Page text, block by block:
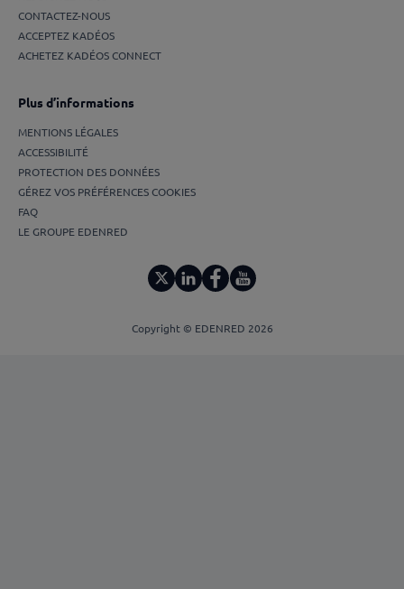
CONTACTEZ-NOUS
ACCEPTEZ KADÉOS
ACHETEZ KADÉOS CONNECT
Plus d’informations
MENTIONS LÉGALES
ACCESSIBILITÉ
PROTECTION DES DONNÉES
GÉREZ VOS PRÉFÉRENCES COOKIES
FAQ
LE GROUPE EDENRED
Copyright © EDENRED 2026